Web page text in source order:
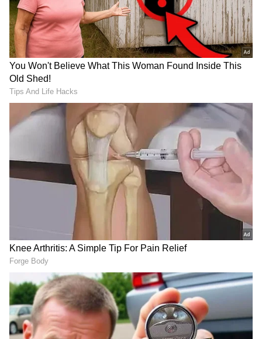
Image Credit : Our Own
ಪ್ರೀತಿಸಿ ಮದುವೆ
ಖುಷ್ಬೂ, ನಟ ಹಾಗೂ ನಿರ್ದೇಶಕ ಸುಂದರ್ ಸಿ ಅವರನ್ನು
ಪ್ರೀತಿಸಿ ಮದುವೆಯಾದರು. 'ಮುರೈ ಮಾಮನ್' ಸಿನಿಮಾ
ಶೂಟಿಂಗ್ ವೇಳೆ ಇಬ್ಬರ ನಡುವೆ ಪ್ರೀತಿ ಮೂಡಿತ್ತು. ಅಚ್ಚರಿ
ಎಂದರೆ, ಈ ಚಿತ್ರಕ್ಕೆ ಸುಂದರ್ ಸಿ ಮೊದಲು ನಾಯಕಿಯಾಗಿ
ಸೌಂದರ್ಯ, ನಂತರ ಮೀನಾ ಅವರನ್ನು ಅಪ್ರೋಚ್
ಮಾಡಿದ್ದರು. ಅವರಿಬ್ಬರೂ ಬ್ಯುಸಿ ಇದ್ದ ಕಾರಣ ಖುಷ್ಬೂಗೆ
ಅವಕಾಶ ಸಿಕ್ಕಿತ್ತು. ಈ ಸಿನಿಮಾ ಸೆಟ್‌ನಲ್ಲೇ ಇಬ್ಬರ ಮನಸ್ಸು
ಒಂದಾಗಿ ಮದುವೆಯಾದರು.